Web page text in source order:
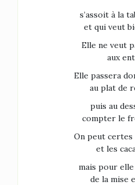
s’assoit à la
et qui veut
Elle ne veut
aux
Elle passera
au plat de
puis au
compter le
On peut certes
et les
mais pour elle
de la mise